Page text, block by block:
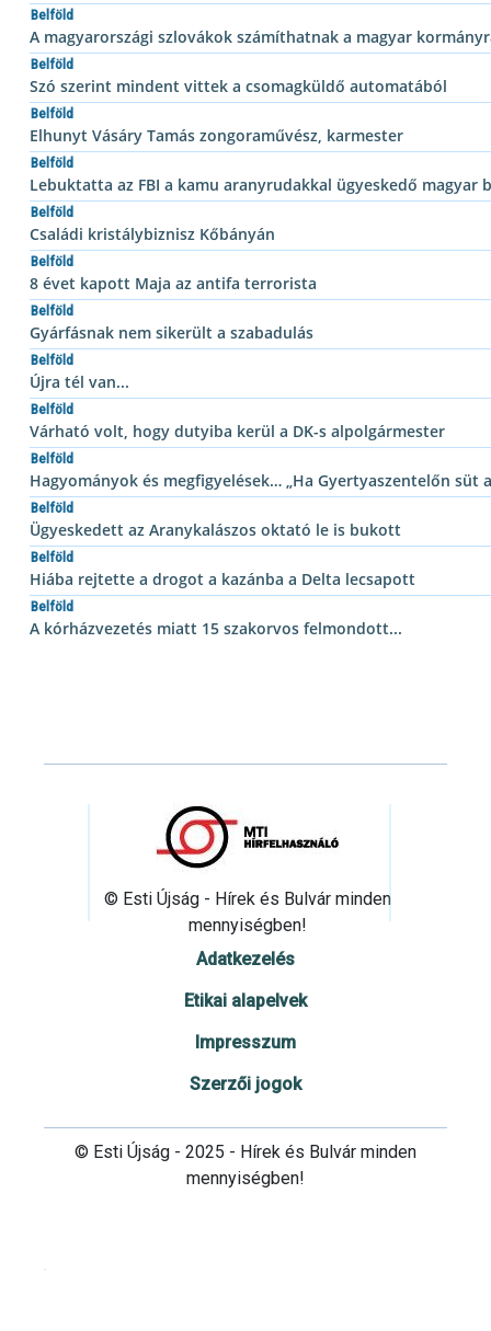
Belföld
A magyarországi szlovákok számíthatnak a magyar
Belföld
Szó szerint mindent vittek a csomagküldő automatából
Belföld
Elhunyt Vásáry Tamás zongoraművész, karmester
Belföld
Lebuktatta az FBI a kamu aranyrudakkal ügyeskedő magyar
Belföld
Családi kristálybiznisz Kőbányán
Belföld
8 évet kapott Maja az antifa terrorista
Belföld
Gyárfásnak nem sikerült a szabadulás
Belföld
Újra tél van...
Belföld
Várható volt, hogy dutyiba kerül a DK-s alpolgármester
Belföld
Hagyományok és megfigyelések… „Ha Gyertyaszentelőn süt
Belföld
Ügyeskedett az Aranykalászos oktató le is bukott
Belföld
Hiába rejtette a drogot a kazánba a Delta lecsapott
Belföld
A kórházvezetés miatt 15 szakorvos felmondott...
© Esti Újság - Hírek és Bulvár minden
mennyiségben!
Adatkezelés
Etikai alapelvek
Impresszum
Szerzői jogok
© Esti Újság - 2025 - Hírek és Bulvár minden
mennyiségben!